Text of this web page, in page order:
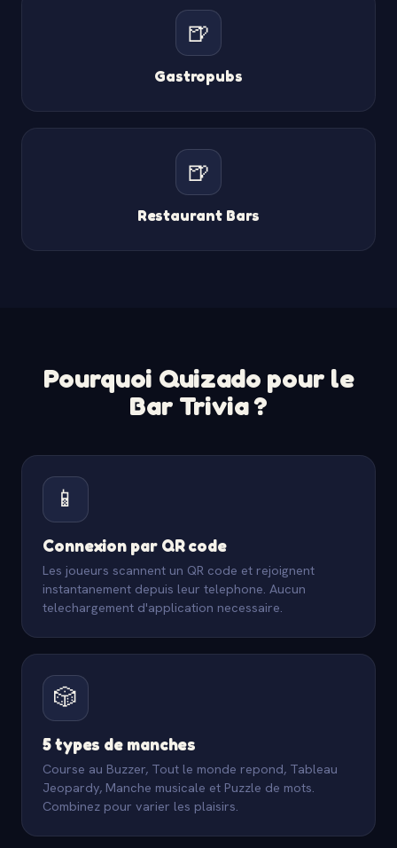
🍺
Gastropubs
🍺
Restaurant Bars
Pourquoi Quizado pour le
Bar Trivia ?
📱
Connexion par QR code
Les joueurs scannent un QR code et rejoignent
instantanement depuis leur telephone. Aucun
telechargement d'application necessaire.
🎲
5 types de manches
Course au Buzzer, Tout le monde repond, Tableau
Jeopardy, Manche musicale et Puzzle de mots.
Combinez pour varier les plaisirs.